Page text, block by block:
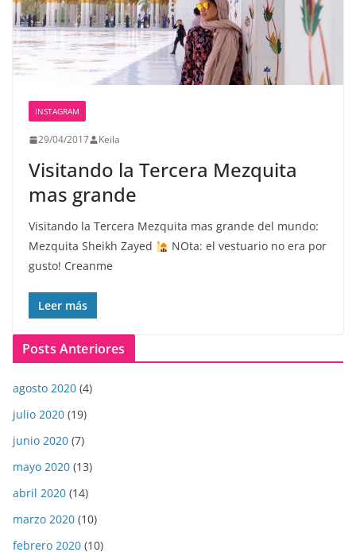
INSTAGRAM
29/04/2017 Keila
Visitando la Tercera Mezquita
mas grande
Visitando la Tercera Mezquita mas grande del mundo:
Mezquita Sheikh Zayed
NOta: el vestuario no era por
gusto! Creanme
Leer más
Posts Anteriores
agosto 2020 (4)
julio 2020 (19)
junio 2020 (7)
mayo 2020 (13)
abril 2020 (14)
marzo 2020 (10)
febrero 2020 (10)